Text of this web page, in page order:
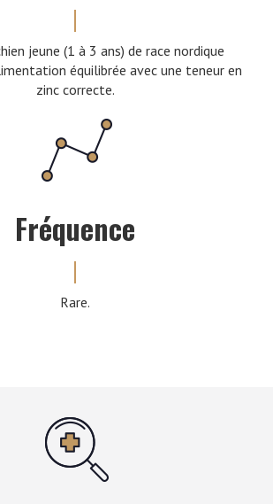
jeune (1 à 3 ans) de race nordique
équilibrée avec une teneur en
zinc correcte.
Fréquence
Rare.